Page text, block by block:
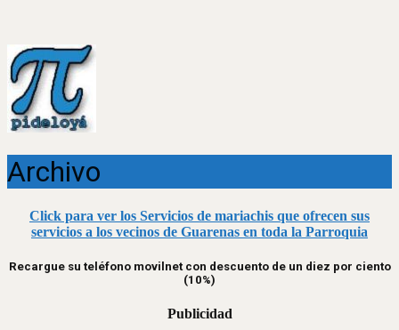
Archivo
Click para ver los Servicios de mariachis que ofrecen sus
servicios a los vecinos de Guarenas en toda la Parroquia
Recargue su teléfono movilnet con descuento de un diez por ciento
(10%)
Publicidad